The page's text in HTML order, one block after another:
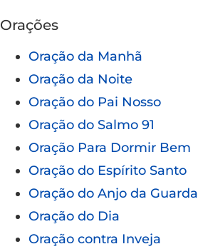
Orações
Oração da Manhã
Oração da Noite
Oração do Pai Nosso
Oração do Salmo 91
Oração Para Dormir Bem
Oração do Espírito Santo
Oração do Anjo da Guarda
Oração do Dia
Oração contra Inveja